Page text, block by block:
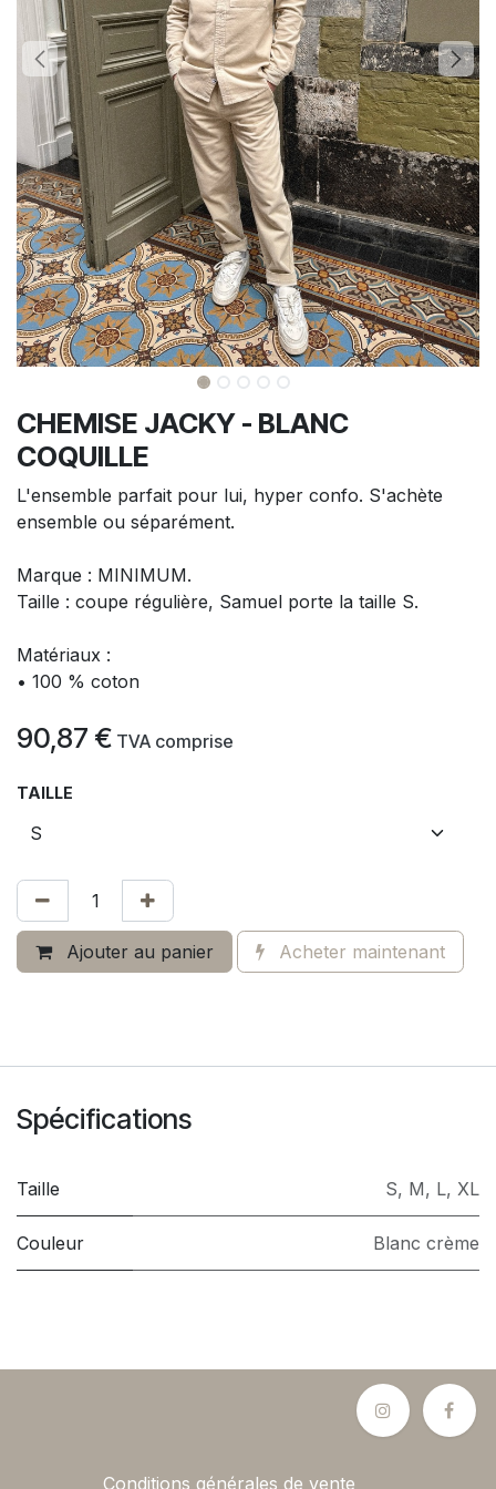
CHEMISE JACKY - BLANC
COQUILLE
L'ensemble parfait pour lui, hyper confo. S'achète
ensemble ou séparément.
Marque : MINIMUM.
Taille : coupe régulière, Samuel porte la taille S.
Matériaux :
• 100 % coton
90,87 € TVA comprise
TAILLE
Ajouter au panier Acheter maintenant
Spécifications
Taille S, M, L, XL
Couleur Blanc crème
Conditions générales de vente